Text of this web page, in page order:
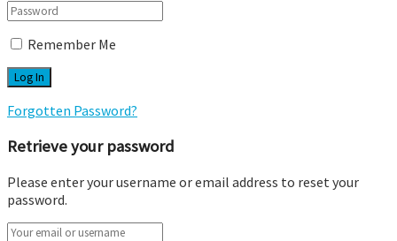
Remember Me
Forgotten Password?
Retrieve your password
Please enter your username or email address to reset your
password.